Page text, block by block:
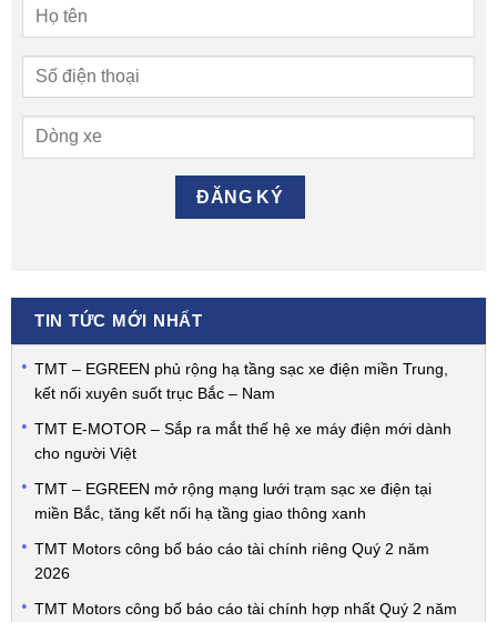
TIN TỨC MỚI NHẤT
TMT – EGREEN phủ rộng hạ tầng sạc xe điện miền Trung,
kết nối xuyên suốt trục Bắc – Nam
TMT E-MOTOR – Sắp ra mắt thế hệ xe máy điện mới dành
cho người Việt
TMT – EGREEN mở rộng mạng lưới trạm sạc xe điện tại
miền Bắc, tăng kết nối hạ tầng giao thông xanh
TMT Motors công bố báo cáo tài chính riêng Quý 2 năm
2026
TMT Motors công bố báo cáo tài chính hợp nhất Quý 2 năm